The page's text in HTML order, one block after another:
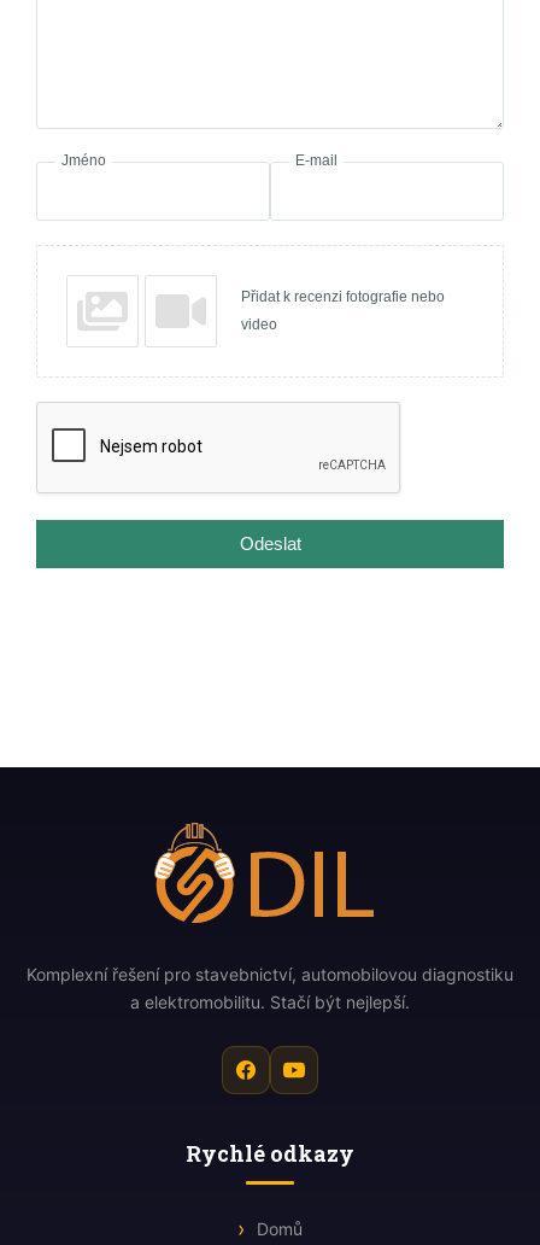
Jméno E-mail
Přidat k recenzi fotografie nebo
video
Odeslat
Komplexní řešení pro stavebnictví, automobilovou diagnostiku
a elektromobilitu. Stačí být nejlepší.
Rychlé odkazy
Domů